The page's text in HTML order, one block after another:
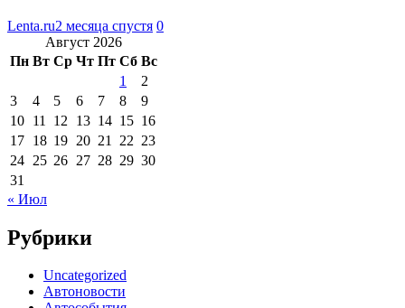
Lenta.ru2 месяца спустя 0
Август 2026
Пн Вт Ср Чт Пт Сб Вс
1
2
3
4 5 6 7 8
9
10 11 12 13 14 15 16
17 18 19 20 21 22 23
24 25 26 27 28 29 30
31
« Июл
Рубрики
Uncategorized
Автоновости